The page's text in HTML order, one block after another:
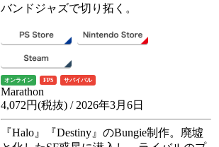
バンドジャズで切り拓く。
オンライン FPS サバイバル
Marathon
4,072円(税抜) / 2026年3月6日
『Halo』『Destiny』のBungie制作。廃墟